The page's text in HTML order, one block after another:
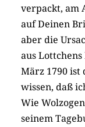
verpackt, am
auf Deinen
aber die
aus
März 1790 ist
wissen, daß
Wie
seinem